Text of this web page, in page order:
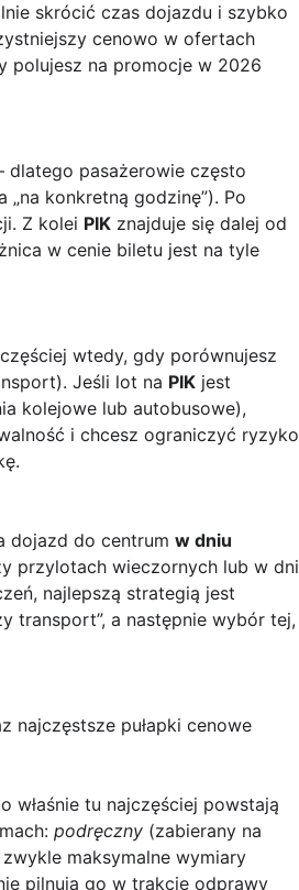
skrócić czas dojazdu i szybko
cenowo w ofertach
polujesz na promocje w 2026
dlatego pasażerowie często
konkretną godzinę”). Po
Z kolei PIK znajduje się dalej od
w cenie biletu jest na tyle
wtedy, gdy porównujesz
Jeśli lot na PIK jest
kolejowe lub autobusowe),
i chcesz ograniczyć ryzyko
dojazd do centrum w dniu
przylotach wieczornych lub w dni
najlepszą strategią jest
transport”, a następnie wybór tej,
najczęstsze pułapki cenowe
właśnie tu najczęściej powstają
podręczny (zabierany na
maksymalne wymiary
pilnują go w trakcie odprawy